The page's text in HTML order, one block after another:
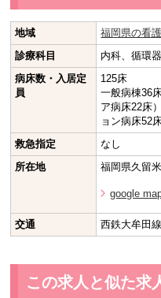
地域
福岡県の看
診療科目
内科、循環
病床数・入居定
員
125床
一般病棟36
ア病床22床
ョン病床52
救急指定
なし
所在地
福岡県久留
google
交通 西鉄大牟田
この求人と似た求